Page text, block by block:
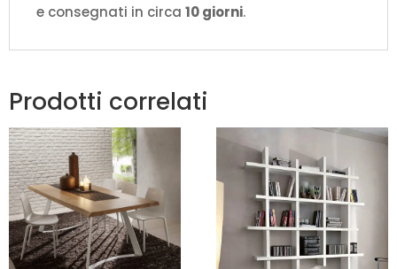
e consegnati in circa 10 giorni.
Prodotti correlati